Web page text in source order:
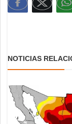
NOTICIAS